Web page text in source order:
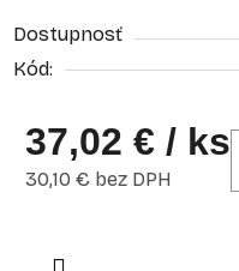
Dostupnosť
Kód:
37,02 € / ks
30,10 € bez DPH